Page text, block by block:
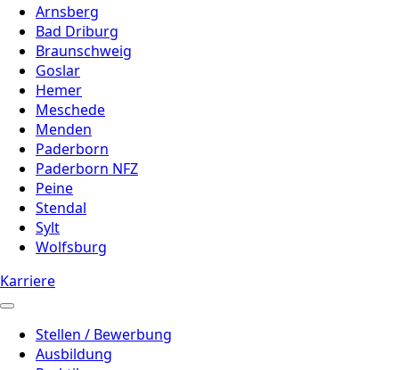
Arnsberg
Bad Driburg
Braunschweig
Goslar
Hemer
Meschede
Menden
Paderborn
Paderborn NFZ
Peine
Stendal
Sylt
Wolfsburg
Karriere
Stellen / Bewerbung
Ausbildung